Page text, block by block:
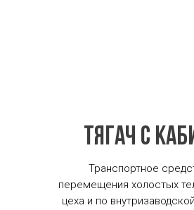
Тягач с
Транспортное
перемещения холостых
цеха и по